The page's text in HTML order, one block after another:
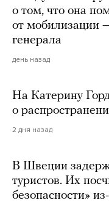
о том, что она
от мобилизации
генерала
день назад
На Катерину
о
2 дня назад
В Швеции
туристов. Их
безопасности»